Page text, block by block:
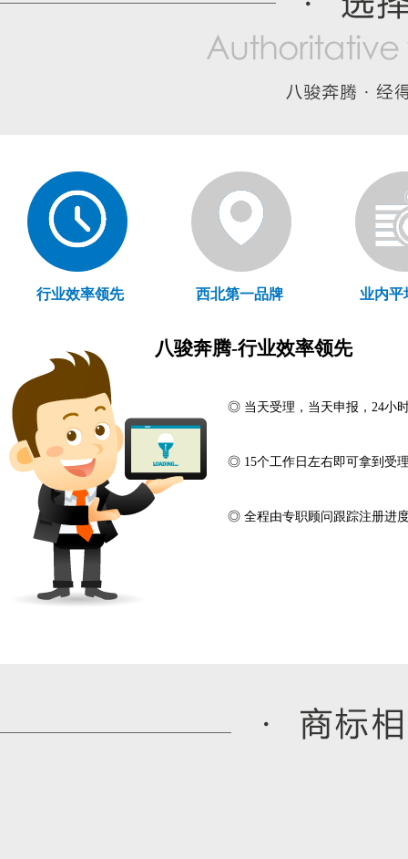
行业效率领先 西北第一品牌 业内平
八骏奔腾-行业效率领先
◎ 当天受理，当天申报，24小
◎ 15个工作日左右即可拿到受
◎ 全程由专职顾问跟踪注册进